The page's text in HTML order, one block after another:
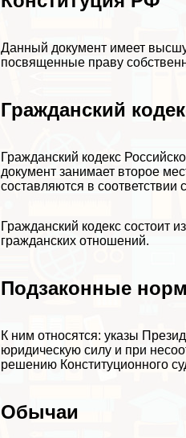
Данный документ имеет
посвященные праву
Гражданский
Гражданский кодекс
документ занимает второе
составляются в соответствии
Гражданский кодекс состоит
гражданских отношений.
Подзаконные
К ним относятся: указы
юридическую силу и при
решению Конституционного
Обычаи